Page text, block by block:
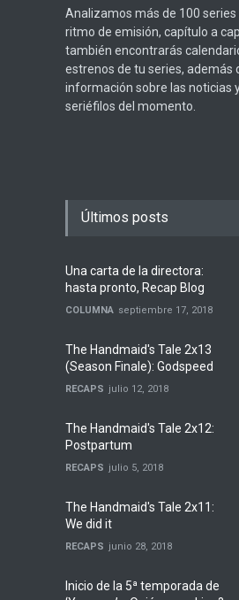
Analizamos más de 100 series
ritmo de emisión, capítulo a
también encontrarás
estrenos de tu series, además
información sobre las noticias
seriéfilos del momento.
Últimos posts
Una carta de la directora:
hasta pronto, Recap Blog
COLUMNA septiembre 17, 2018
The Handmaid's Tale 2x13
(Season Finale): Godspeed
RECAPS julio 12, 2018
The Handmaid's Tale 2x12:
Postpartum
RECAPS julio 5, 2018
The Handmaid's Tale 2x11:
We did it
RECAPS junio 28, 2018
Inicio de la 5ª temporada de